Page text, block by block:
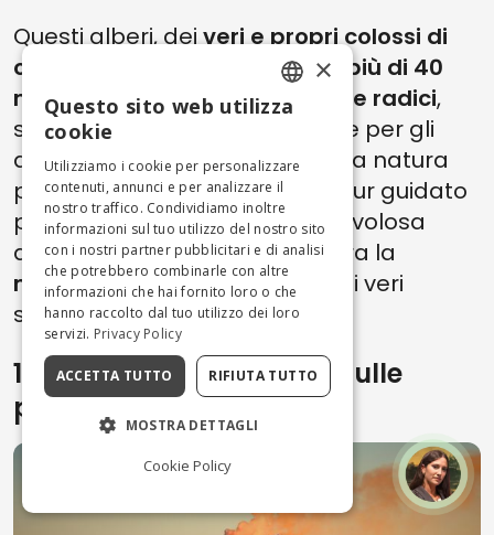
Questi alberi, deiveri e propri colossi di
oltre 350 anni addirittura alti più di 40
metri e larghi fino a 2 metri alle radici,
sono un’attrazione eccezionale per gli
amanti dell’escursionismo nella natura
più viva. Goditi un fantastico tour guidato
per i sentieri del parco nella favolosa
atmosfera autunnale e ammira la
magnificenza di questi alberi
, i veri
signori di questa regione.
1. Nicolosi, il paese sorto sulle
pendici di un vulcano
ENGLISH
ITALIAN
×
Questo sito web utilizza
cookie
Utilizziamo i cookie per personalizzare
contenuti, annunci e per analizzare il
nostro traffico. Condividiamo inoltre
informazioni sul tuo utilizzo del nostro sito
con i nostri partner pubblicitari e di analisi
che potrebbero combinarle con altre
informazioni che hai fornito loro o che
hanno raccolto dal tuo utilizzo dei loro
servizi. Privacy Policy
ACCETTA TUTTO RIFIUTA TUTTO
MOSTRA DETTAGLI
Cookie Policy